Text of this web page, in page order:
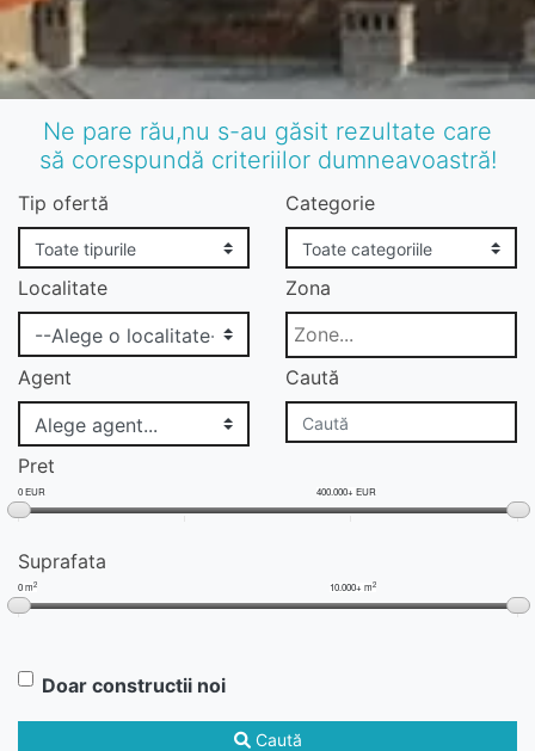
Ne pare rău,nu s-au găsit rezultate care
să corespundă criteriilor dumneavoastră!
Tip ofertă Categorie
Localitate Zona
Agent Caută
Pret
0 EUR 400.000+ EUR
Suprafata
0 m2 10.000+ m2
Doar constructii noi
Caută